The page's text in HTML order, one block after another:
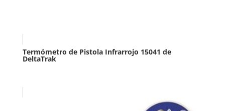
Termómetro de Pistola Infrarrojo 15041 de
DeltaTrak